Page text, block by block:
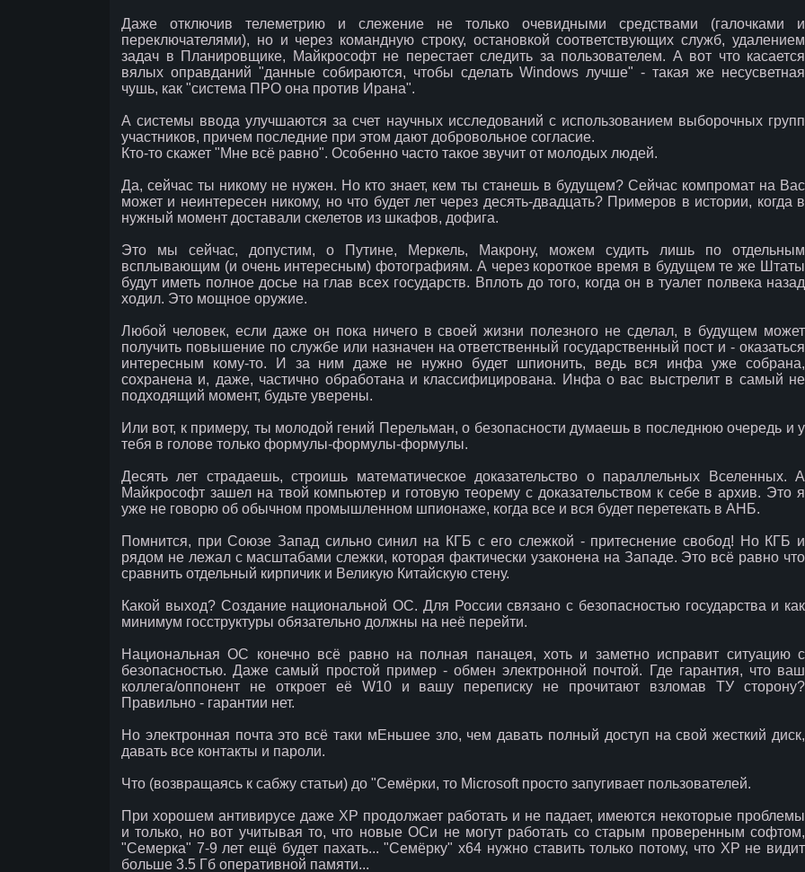
Даже отключив телеметрию и слежение не только очевидными средствами (галочками и
переключателями), но и через командную строку, остановкой соответствующих служб, удалением
задач в Планировщике, Майкрософт не перестает следить за пользователем. А вот что касается
вялых оправданий "данные собираются, чтобы сделать Windows лучше" - такая же несусветная
чушь, как "система ПРО она против Ирана".
А системы ввода улучшаются за счет научных исследований с использованием выборочных групп
участников, причем последние при этом дают добровольное согласие.
Кто-то скажет "Мне всё равно". Особенно часто такое звучит от молодых людей.
Да, сейчас ты никому не нужен. Но кто знает, кем ты станешь в будущем? Сейчас компромат на Вас
может и неинтересен никому, но что будет лет через десять-двадцать? Примеров в истории, когда в
нужный момент доставали скелетов из шкафов, дофига.
Это мы сейчас, допустим, о Путине, Меркель, Макрону, можем судить лишь по отдельным
всплывающим (и очень интересным) фотографиям. А через короткое время в будущем те же Штаты
будут иметь полное досье на глав всех государств. Вплоть до того, когда он в туалет полвека назад
ходил. Это мощное оружие.
Любой человек, если даже он пока ничего в своей жизни полезного не сделал, в будущем может
получить повышение по службе или назначен на ответственный государственный пост и - оказаться
интересным кому-то. И за ним даже не нужно будет шпионить, ведь вся инфа уже собрана,
сохранена и, даже, частично обработана и классифицирована. Инфа о вас выстрелит в самый не
подходящий момент, будьте уверены.
Или вот, к примеру, ты молодой гений Перельман, о безопасности думаешь в последнюю очередь и у
тебя в голове только формулы-формулы-формулы.
Десять лет страдаешь, строишь математическое доказательство о параллельных Вселенных. А
Майкрософт зашел на твой компьютер и готовую теорему с доказательством к себе в архив. Это я
уже не говорю об обычном промышленном шпионаже, когда все и вся будет перетекать в АНБ.
Помнится, при Союзе Запад сильно синил на КГБ с его слежкой - притеснение свобод! Но КГБ и
рядом не лежал с масштабами слежки, которая фактически узаконена на Западе. Это всё равно что
сравнить отдельный кирпичик и Великую Китайскую стену.
Какой выход? Создание национальной ОС. Для России связано с безопасностью государства и как
минимум госструктуры обязательно должны на неё перейти.
Национальная ОС конечно всё равно на полная панацея, хоть и заметно исправит ситуацию с
безопасностью. Даже самый простой пример - обмен электронной почтой. Где гарантия, что ваш
коллега/оппонент не откроет её W10 и вашу переписку не прочитают взломав ТУ сторону?
Правильно - гарантии нет.
Но электронная почта это всё таки мЕньшее зло, чем давать полный доступ на свой жесткий диск,
давать все контакты и пароли.
Что (возвращаясь к сабжу статьи) до "Семёрки, то Microsoft просто запугивает пользователей.
При хорошем антивирусе даже XP продолжает работать и не падает, имеются некоторые проблемы
и только, но вот учитывая то, что новые ОСи не могут работать со старым проверенным софтом,
"Семерка" 7-9 лет ещё будет пахать... "Семёрку" x64 нужно ставить только потому, что ХР не видит
больше 3.5 Гб оперативной памяти...